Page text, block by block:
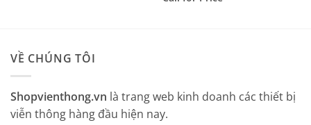
VỀ CHÚNG TÔI
Shopvienthong.vn là trang web kinh doanh các thiết bị
viễn thông hàng đầu hiện nay.